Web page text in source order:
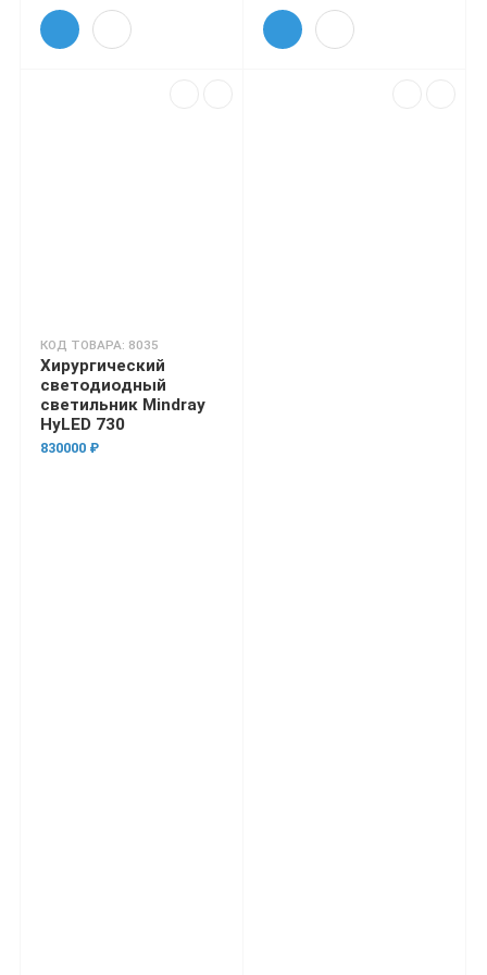
КОД ТОВАРА: 8035
Хирургический
светодиодный
светильник Mindray
HyLED 730
830000 ₽